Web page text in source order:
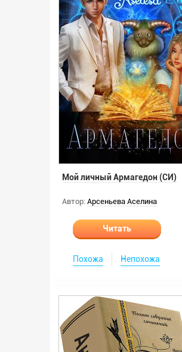
Мой личный Армагедон (СИ)
Автор: Арсеньева Аселина
Читать
Похожа Непохожа